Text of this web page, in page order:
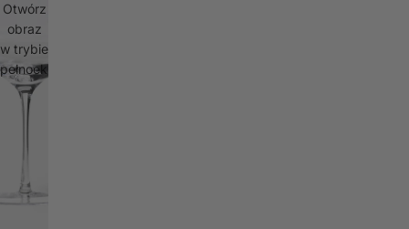
Otwórz
obraz
w trybie
pełnoekranowym